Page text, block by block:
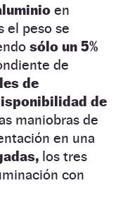
en
el peso se
sólo un 5%
de
de
de
maniobras de
en una
los tres
con